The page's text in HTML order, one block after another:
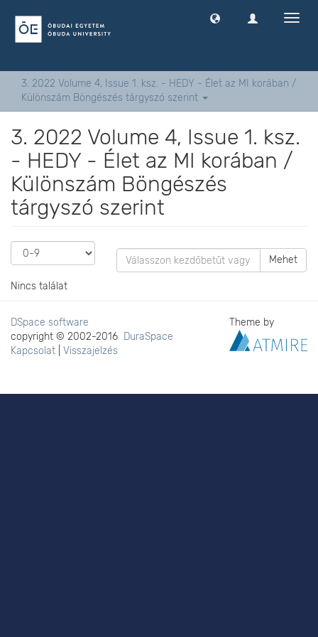
3. 2022 Volume 4, Issue 1. ksz. - HEDY - Élet az MI korában /
Különszám Böngészés tárgyszó szerint
3. 2022 Volume 4, Issue 1. ksz.
- HEDY - Élet az MI korában /
Különszám Böngészés
tárgyszó szerint
Mehet
Nincs találat
DSpace software
copyright © 2002-2016 DuraSpace
Kapcsolat
Visszajelzés
Theme by